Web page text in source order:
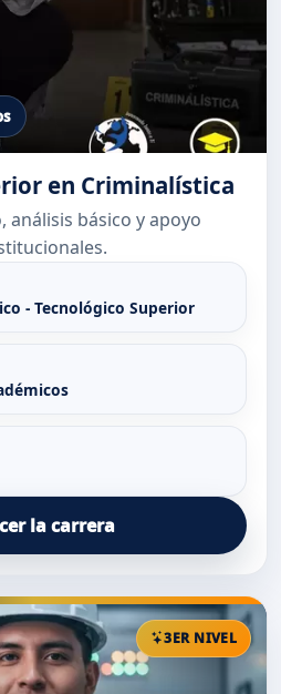
en Criminalística
básico y apoyo
- Tecnológico Superior
la carrera
3ER NIVEL